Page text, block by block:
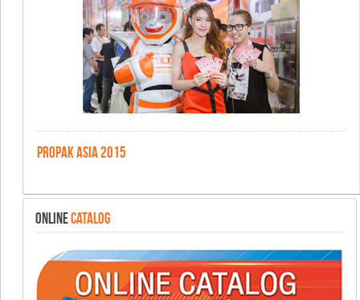
PROPAK ASIA 2015
ONLINECATALOG